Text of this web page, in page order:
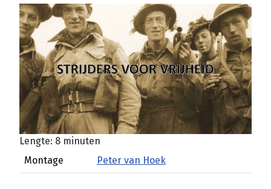
Lengte: 8 minuten
Montage
Peter van Hoek